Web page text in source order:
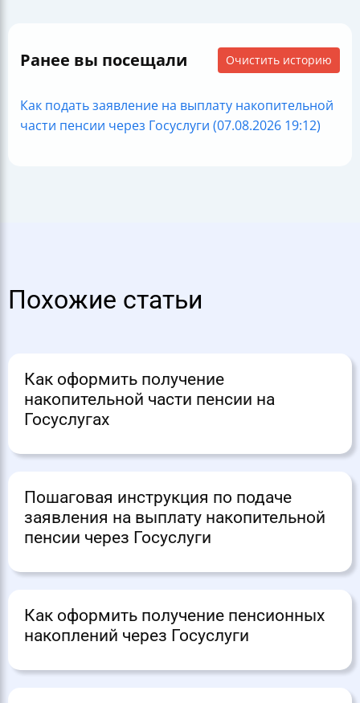
Ранее вы посещали Очистить историю
Как подать заявление на выплату накопительной
части пенсии через Госуслуги (07.08.2026 19:12)
Похожие статьи
Как оформить получение
накопительной части пенсии на
Госуслугах
Пошаговая инструкция по подаче
заявления на выплату накопительной
пенсии через Госуслуги
Как оформить получение пенсионных
накоплений через Госуслуги